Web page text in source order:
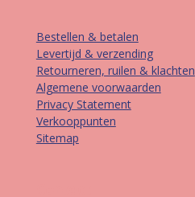
Bestellen & betalen
Levertijd & verzending
Retourneren, ruilen & klachten
Algemene voorwaarden
Privacy Statement
Verkooppunten
Sitemap